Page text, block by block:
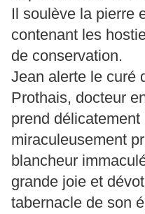
Il soulève la pierre
contenant les
de conservation.
Jean alerte le curé
Prothais, docteur
prend
miraculeusement
blancheur
grande joie et
tabernacle de son